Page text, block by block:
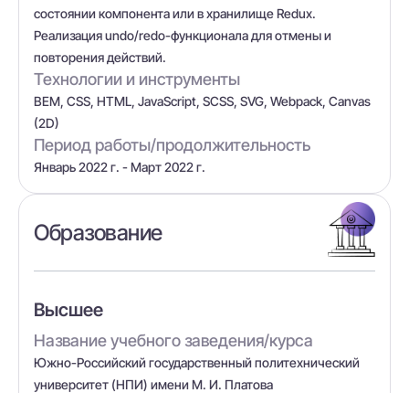
состоянии компонента или в хранилище Redux.
Реализация undo/redo-функционала для отмены и
повторения действий.
Технологии и инструменты
BEM, CSS, HTML, JavaScript, SCSS, SVG, Webpack, Canvas
(2D)
Период работы/продолжительность
Январь 2022 г. - Март 2022 г.
Образование
Высшее
Название учебного заведения/курса
Южно-Российский государственный политехнический
университет (НПИ) имени М. И. Платова